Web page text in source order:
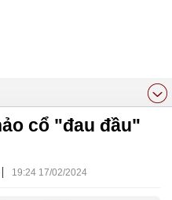
cổ "đau đầu"
| 19:24 17/02/2024